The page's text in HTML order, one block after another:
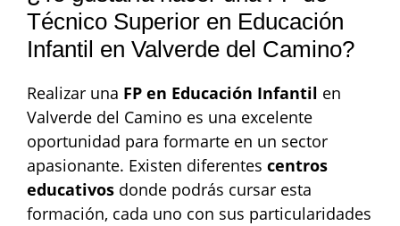
Técnico Superior en Educación
Infantil en Valverde del Camino?
Realizar una FP en Educación Infantil en
Valverde del Camino es una excelente
oportunidad para formarte en un sector
apasionante. Existen diferentes centros
educativos donde podrás cursar esta
formación, cada uno con sus particularidades